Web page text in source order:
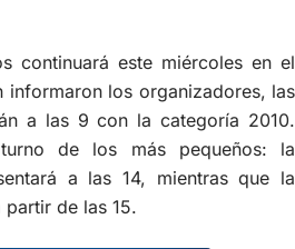
continuará este miércoles en el
informaron los organizadores, las
a las 9 con la categoría 2010.
de los más pequeños: la
a las 14, mientras que la
de las 15.